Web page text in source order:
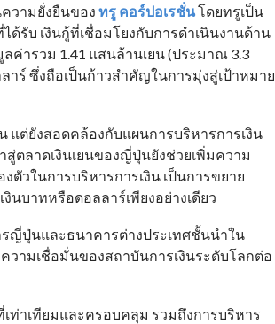
วามยั่งยืนของ ทรู คอร์ปอเรชั่นโดยทรูเป็น
รับ เงินกู้ที่เชื่อมโยงกับการดำเนินงานด้าน
ลค่ารวม 1.41 แสนล้านเยน (ประมาณ 3.3
าร์ ซึ่งถือเป็นก้าวสำคัญในการมุ่งสู่เป้าหมาย
แต่ยังสอดคล้องกับแผนการบริหารการเงิน
ตลาดเงินเยนของญี่ปุ่นยังช่วยเพิ่มความ
ตัวในการบริหารการเงิน เป็นการขยาย
นบาทหรือดอลลาร์เพียงอย่างเดียว
ญี่ปุ่นและธนาคารต่างประเทศชั้นนำใน
ามเชื่อมั่นของสถาบันการเงินระดับโลกต่อ
าเทียมและครอบคลุม รวมถึงการบริหาร